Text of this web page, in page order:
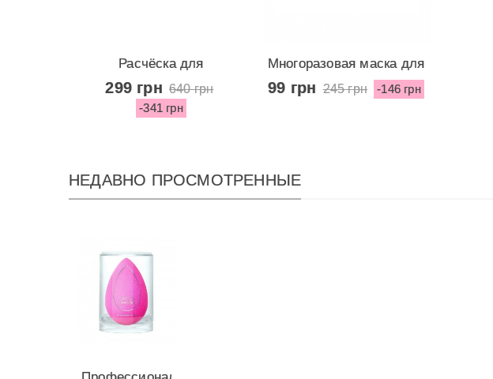
Расчёска для
распутывания шерсти...
299 грн 640 грн
-341 грн
Многоразовая маска для
лица от...
99 грн 245 грн -146 грн
НЕДАВНО ПРОСМОТРЕННЫЕ